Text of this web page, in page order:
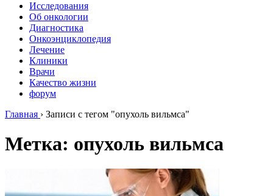
Исследования
Об онкологии
Диагностика
Онкоэнциклопедия
Лечение
Клиники
Врачи
Качество жизни
форум
Главная › Записи с тегом "опухоль вильмса"
Метка: опухоль вильмса